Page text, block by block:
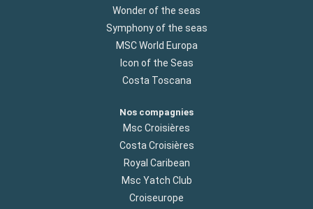
Wonder of the seas
Symphony of the seas
MSC World Europa
Icon of the Seas
Costa Toscana
Nos compagnies
Msc Croisières
Costa Croisières
Royal Caribean
Msc Yatch Club
Croiseurope